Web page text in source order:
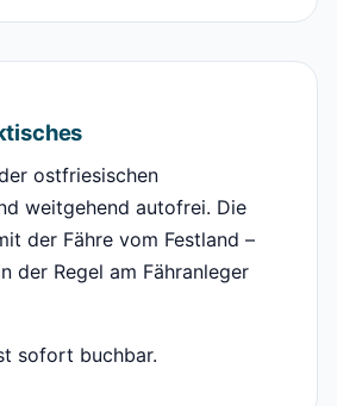
ostfriesischen
weitgehend autofrei. Die
der Fähre vom Festland –
der Regel am Fähranleger
sofort buchbar.